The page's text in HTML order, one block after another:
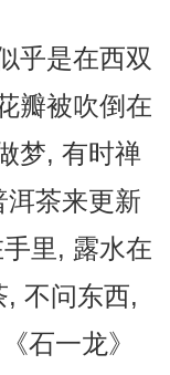
乎是在西双
瓣被吹倒在
梦, 有时禅
茶来更新
里, 露水在
不问东西,
石一龙》